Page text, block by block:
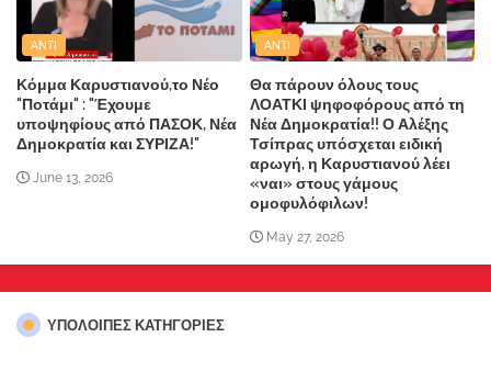
ANTI
Κόμμα Καρυστιανού,το Νέο
"Ποτάμι" : "Έχουμε
υποψηφίους από ΠΑΣΟΚ, Νέα
Δημοκρατία και ΣΥΡΙΖΑ!"
June 13, 2026
ANTI
Θα πάρουν όλους τους
ΛΟΑΤΚΙ ψηφοφόρους από τη
Νέα Δημοκρατία!! Ο Αλέξης
Τσίπρας υπόσχεται ειδική
αρωγή, η Καρυστιανού λέει
«ναι» στους γάμους
ομοφυλόφιλων!
May 27, 2026
ΥΠΌΛΟΙΠΕΣ ΚΑΤΗΓΟΡΊΕΣ